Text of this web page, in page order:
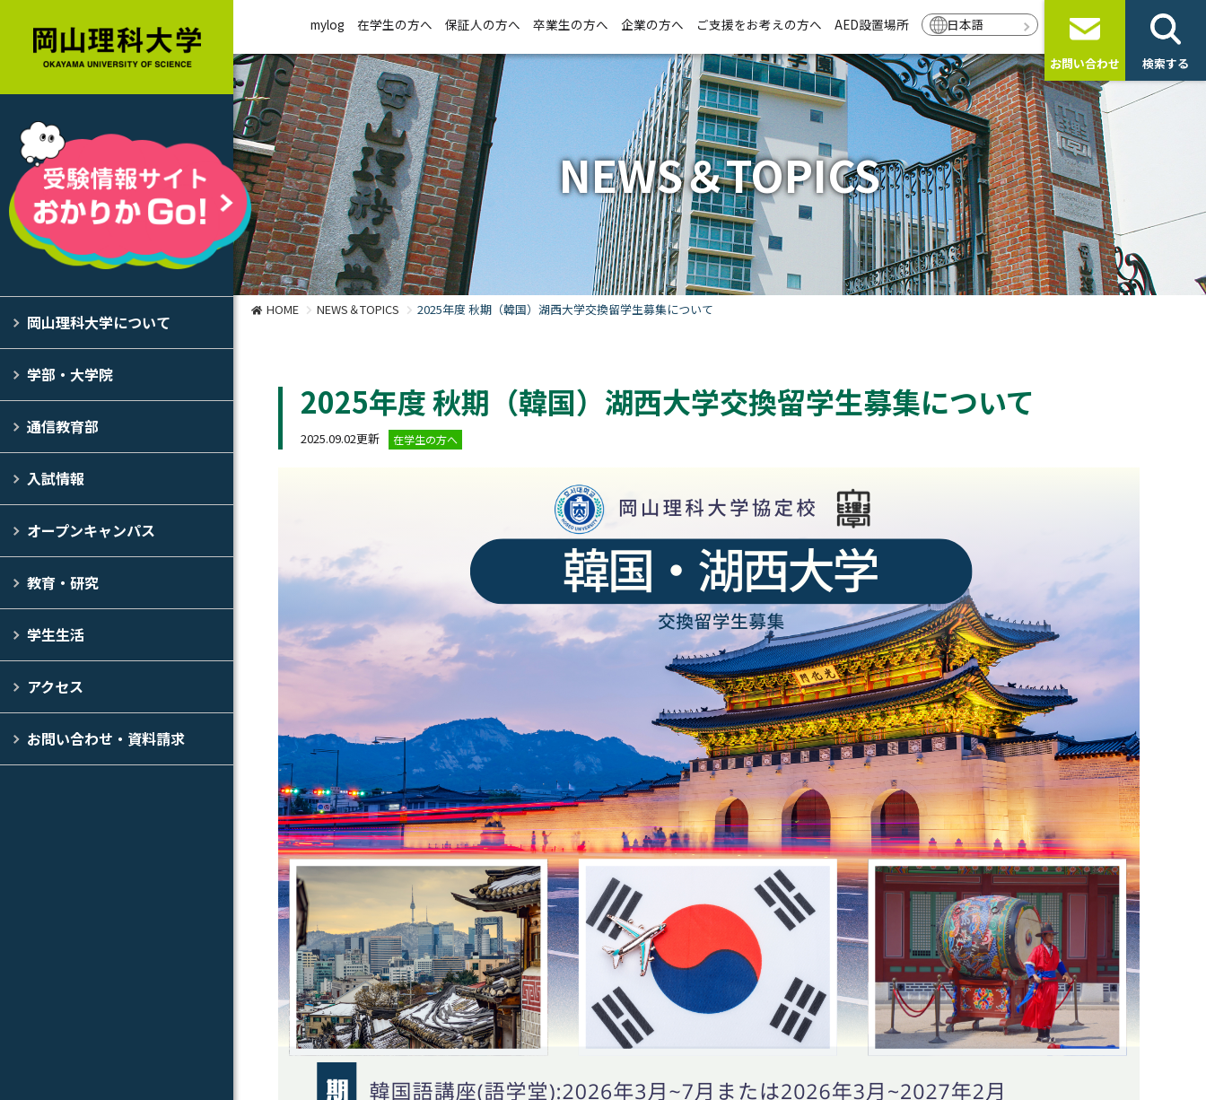
岡山理科大学について
学部・大学院
通信教育部
入試情報
オープンキャンパス
教育・研究
学生生活
アクセス
お問い合わせ・資料請求
mylog 在学生の方へ 保証人の方へ 卒業生の方へ 企業の方へ ご支援をお考えの方へ AED設置場所 日本語
お問い合わせ 検索する
NEWS＆TOPICS
HOME NEWS＆TOPICS 2025年度 秋期（韓国）湖西大学交換留学生募集について
2025年度 秋期（韓国）湖西大学交換留学生募集について
2025.09.02更新 在学生の方へ